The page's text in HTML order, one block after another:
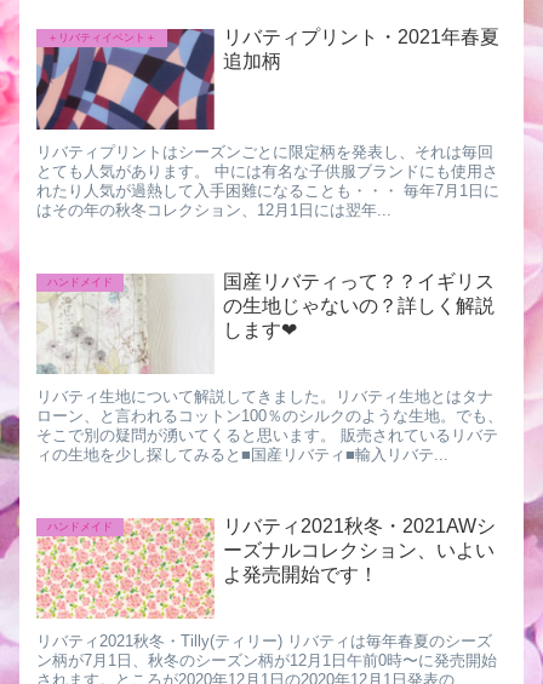
＋リバティイベント＋
リバティプリント・2021年春夏
追加柄
リバティプリントはシーズンごとに限定柄を発表し、それは毎回
とても人気があります。 中には有名な子供服ブランドにも使用さ
れたり人気が過熱して入手困難になることも・・・ 毎年7月1日に
はその年の秋冬コレクション、12月1日には翌年...
ハンドメイド
国産リバティって？？イギリス
の生地じゃないの？詳しく解説
します❤︎
リバティ生地について解説してきました。リバティ生地とはタナ
ローン、と言われるコットン100％のシルクのような生地。でも、
そこで別の疑問が湧いてくると思います。 販売されているリバテ
ィの生地を少し探してみると■国産リバティ■輸入リバテ...
ハンドメイド
リバティ2021秋冬・2021AWシ
ーズナルコレクション、いよい
よ発売開始です！
リバティ2021秋冬・Tilly(ティリー) リバティは毎年春夏のシーズ
ン柄が7月1日、秋冬のシーズン柄が12月1日午前0時〜に発売開始
されます。ところが2020年12月1日の2020年12月1日発表の